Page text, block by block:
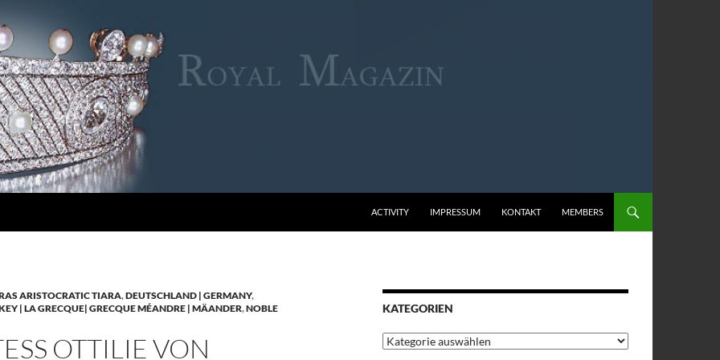
ACTIVITY IMPRESSUM KONTAKT MEMBERS
ARISTOCRATIC TIARA,DEUTSCHLAND | GERMANY,
| LA GRECQUE| GRECQUE MÉANDRE | MÄANDER,NOBLE
OTTILIE VON
KATEGORIEN
Kategorien